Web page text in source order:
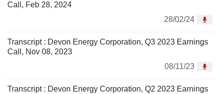
Call, Feb 28, 2024
28/02/24
Transcript : Devon Energy Corporation, Q3 2023 Earnings
Call, Nov 08, 2023
08/11/23
Transcript : Devon Energy Corporation, Q2 2023 Earnings